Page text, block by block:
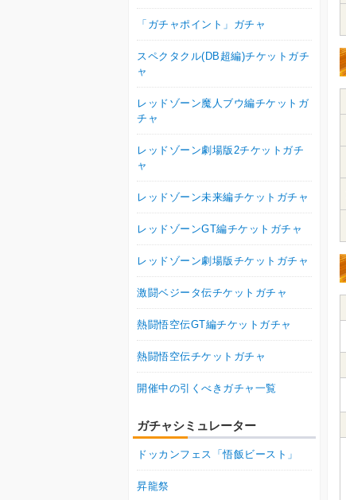
「ガチャポイント」ガチャ
スペクタクル(DB超編)チケットガチ
ャ
レッドゾーン魔人ブウ編チケットガ
チャ
レッドゾーン劇場版2チケットガチ
ャ
レッドゾーン未来編チケットガチャ
レッドゾーンGT編チケットガチャ
レッドゾーン劇場版チケットガチャ
激闘ベジータ伝チケットガチャ
熱闘悟空伝GT編チケットガチャ
熱闘悟空伝チケットガチャ
開催中の引くべきガチャ一覧
ガチャシミュレーター
ドッカンフェス「悟飯ビースト」
昇龍祭